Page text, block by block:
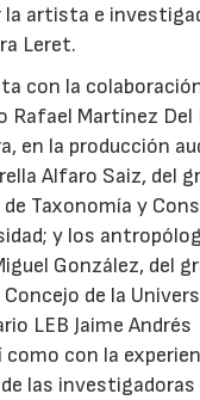
la artista e
Leret.
con la
Rafael Martínez Del
en la producción
Alfaro Saiz, del
Taxonomía y
y los
González, del
de la
LEB Jaime Andrés
como con la
las investigadoras